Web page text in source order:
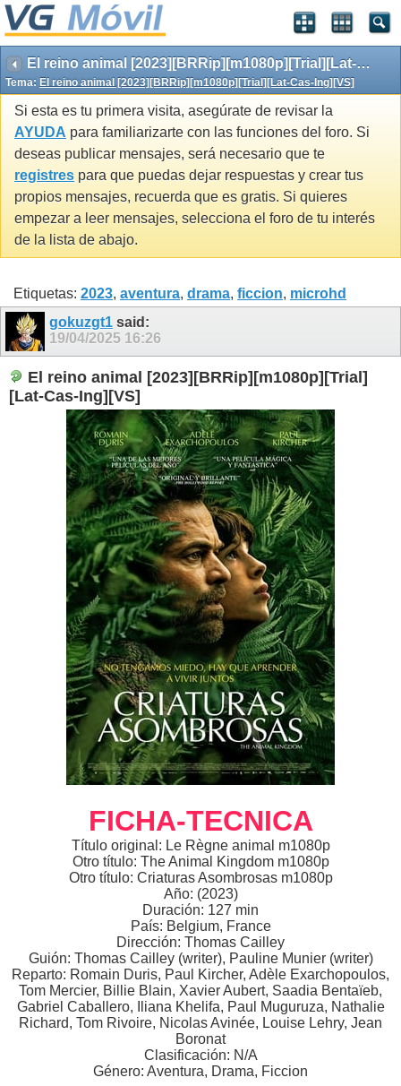
El reino animal [2023][BRRip][m1080p][Trial][Lat-Cas-Ing][VS]
Tema: El reino animal [2023][BRRip][m1080p][Trial][Lat-Cas-Ing][VS]
Si esta es tu primera visita, asegúrate de revisar la
AYUDA para familiarizarte con las funciones del foro. Si
deseas publicar mensajes, será necesario que te
registres para que puedas dejar respuestas y crear tus
propios mensajes, recuerda que es gratis. Si quieres
empezar a leer mensajes, selecciona el foro de tu interés
de la lista de abajo.
Etiquetas: 2023, aventura, drama, ficcion, microhd
gokuzgt1 said:
19/04/2025 16:26
El reino animal [2023][BRRip][m1080p][Trial]
[Lat-Cas-Ing][VS]
FICHA-TECNICA
Título original: Le Règne animal m1080p
Otro título: The Animal Kingdom m1080p
Otro título: Criaturas Asombrosas m1080p
Año: (2023)
Duración: 127 min
País: Belgium, France
Dirección: Thomas Cailley
Guión: Thomas Cailley (writer), Pauline Munier (writer)
Reparto: Romain Duris, Paul Kircher, Adèle Exarchopoulos,
Tom Mercier, Billie Blain, Xavier Aubert, Saadia Bentaïeb,
Gabriel Caballero, Iliana Khelifa, Paul Muguruza, Nathalie
Richard, Tom Rivoire, Nicolas Avinée, Louise Lehry, Jean
Boronat
Clasificación: N/A
Género: Aventura, Drama, Ficcion